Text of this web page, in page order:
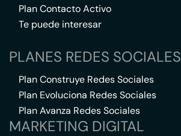
Plan Contacto Activo
Te puede interesar
PLANES REDES SOCIALES
Plan Construye Redes Sociales
Plan Evoluciona Redes Sociales
Plan Avanza Redes Sociales
MARKETING DIGITAL